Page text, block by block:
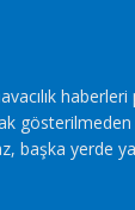
gösterilmeden
başka yerde